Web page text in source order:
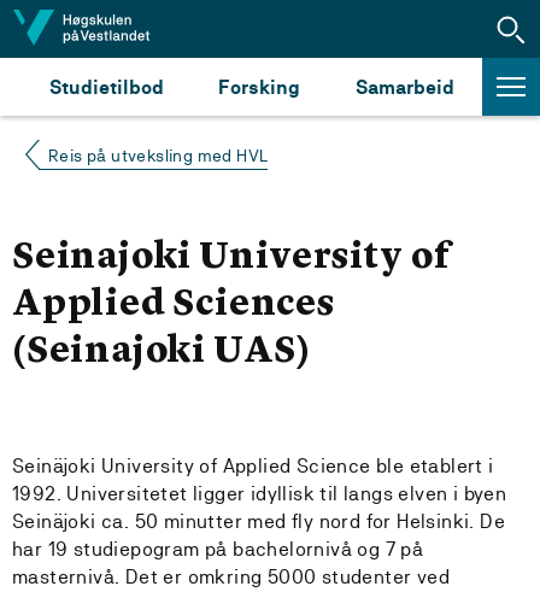
Hopp til innhald
Studietilbod Forsking Samarbeid
Reis på utveksling med HVL
Seinajoki University of
Applied Sciences
(Seinajoki UAS)
Seinäjoki University of Applied Science ble etablert i
1992. Universitetet ligger idyllisk til langs elven i byen
Seinäjoki ca. 50 minutter med fly nord for Helsinki. De
har 19 studiepogram på bachelornivå og 7 på
masternivå. Det er omkring 5000 studenter ved